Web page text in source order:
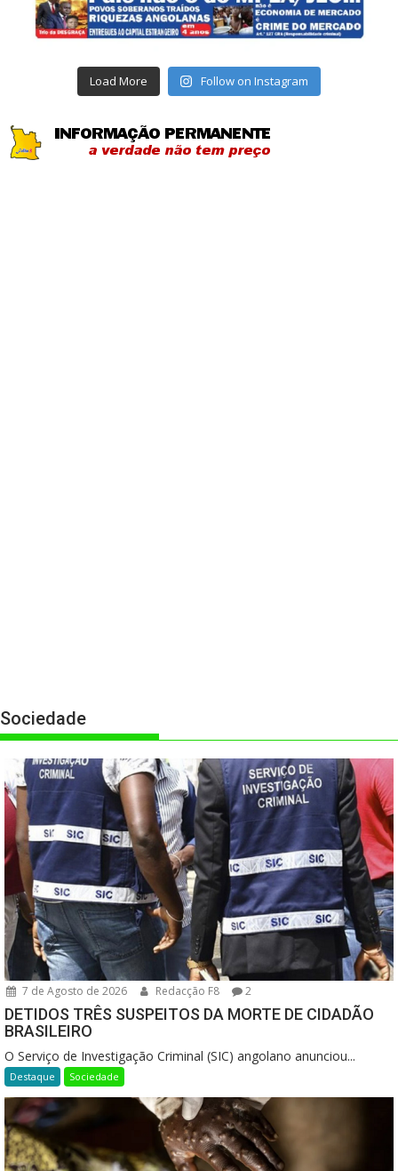
Load More Follow on Instagram
Sociedade
7 de Agosto de 2026 Redacção F8 2
DETIDOS TRÊS SUSPEITOS DA MORTE DE CIDADÃO
BRASILEIRO
O Serviço de Investigação Criminal (SIC) angolano anunciou...
Destaque Sociedade